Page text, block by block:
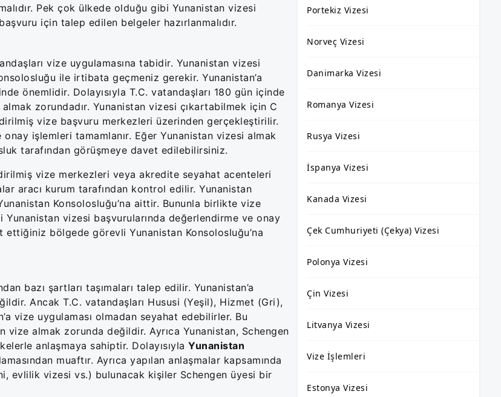
Pek çok ülkede olduğu gibi Yunanistan vizesi
için talep edilen belgeler hazırlanmalıdır.
vize uygulamasına tabidir. Yunanistan vizesi
ile irtibata geçmeniz gerekir. Yunanistan’a
önemlidir. Dolayısıyla T.C. vatandaşları 180 gün içinde
zorundadır. Yunanistan vizesi çıkartabilmek için C
vize başvuru merkezleri üzerinden gerçekleştirilir.
işlemleri tamamlanır. Eğer Yunanistan vizesi almak
tarafından görüşmeye davet edilebilirsiniz.
vize merkezleri veya akredite seyahat acenteleri
aracı kurum tarafından kontrol edilir. Yunanistan
Konsolosluğu’na aittir. Bununla birlikte vize
vizesi başvurularında değerlendirme ve onay
bölgede görevli Yunanistan Konsolosluğu’na
bazı şartları taşımaları talep edilir. Yunanistan’a
Ancak T.C. vatandaşları Hususi (Yeşil), Hizmet (Gri),
vize uygulaması olmadan seyahat edebilirler. Bu
almak zorunda değildir. Ayrıca Yunanistan, Schengen
anlaşmaya sahiptir. Dolayısıyla Yunanistan
muaftır. Ayrıca yapılan anlaşmalar kapsamında
evlilik vizesi vs.) bulunacak kişiler Schengen üyesi bir
Portekiz Vizesi
Norveç Vizesi
Danimarka Vizesi
Romanya Vizesi
Rusya Vizesi
İspanya Vizesi
Kanada Vizesi
Çek Cumhuriyeti (Çekya) Vizesi
Polonya Vizesi
Çin Vizesi
Litvanya Vizesi
Vize İşlemleri
Estonya Vizesi